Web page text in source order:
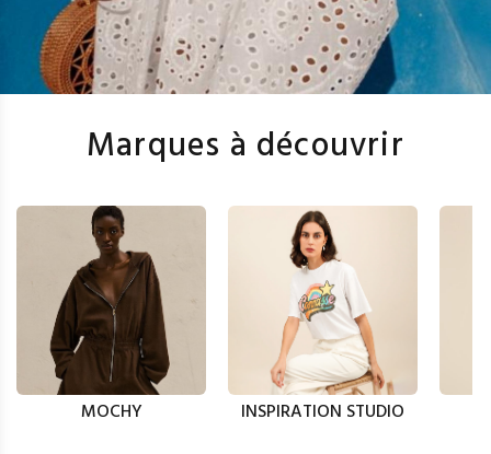
Marques à découvrir
MOCHY INSPIRATION STUDIO